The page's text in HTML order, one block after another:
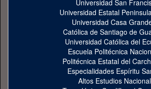
Universidad San
Universidad Estatal
Universidad Casa
Católica de Santiago de
Universidad Católica del
Escuela Politécnica
Politécnica Estatal del
Especialidades Espíritu
Altos Estudios